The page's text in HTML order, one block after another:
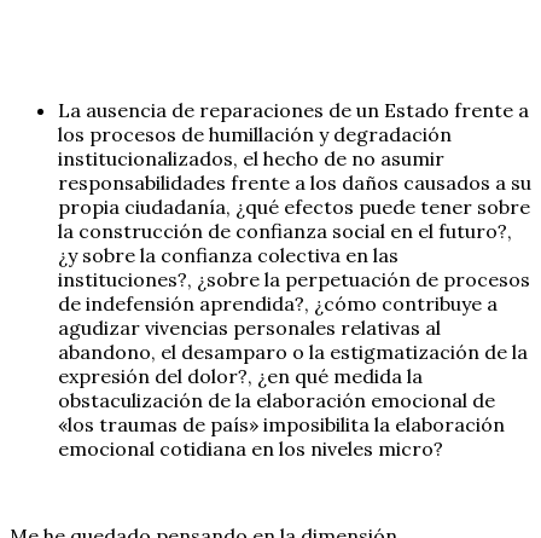
La ausencia de reparaciones de un Estado frente a
los procesos de humillación y degradación
institucionalizados, el hecho de no asumir
responsabilidades frente a los daños causados a su
propia ciudadanía, ¿qué efectos puede tener sobre
la construcción de confianza social en el futuro?,
¿y sobre la confianza colectiva en las
instituciones?, ¿sobre la perpetuación de procesos
de indefensión aprendida?, ¿cómo contribuye a
agudizar vivencias personales relativas al
abandono, el desamparo o la estigmatización de la
expresión del dolor?, ¿en qué medida la
obstaculización de la elaboración emocional de
«los traumas de país» imposibilita la elaboración
emocional cotidiana en los niveles micro?